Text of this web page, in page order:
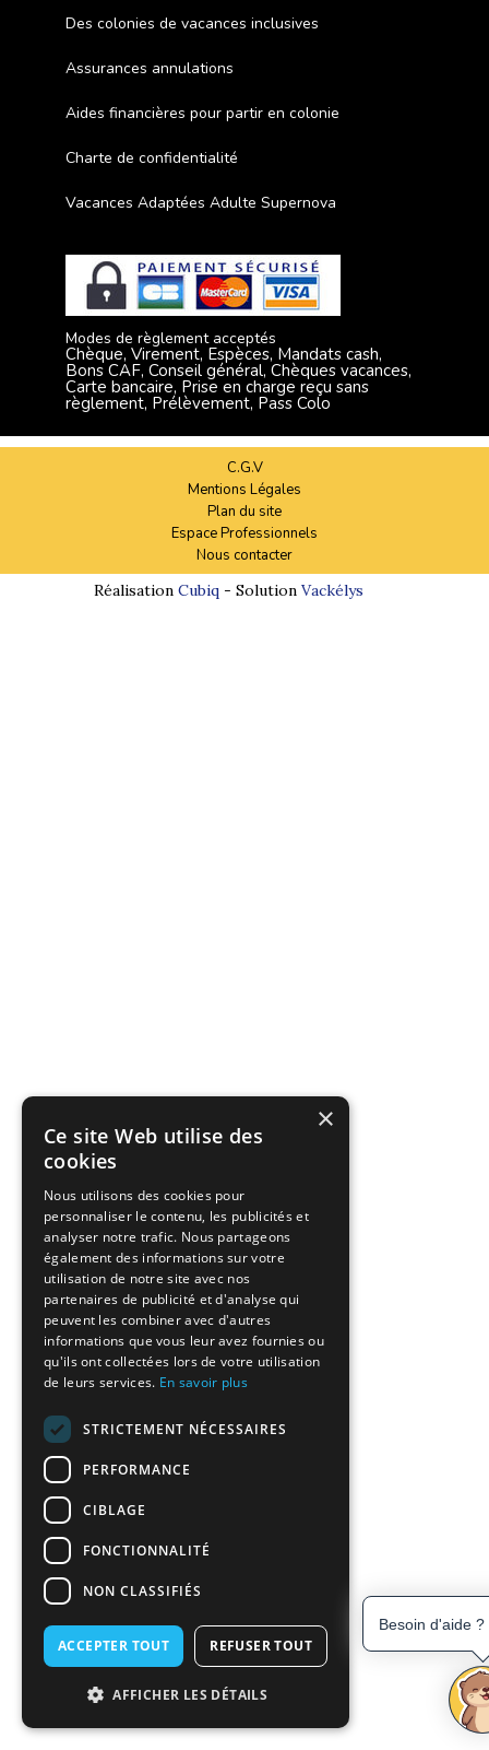
Des colonies de vacances inclusives
Assurances annulations
Aides financières pour partir en colonie
Charte de confidentialité
Vacances Adaptées Adulte Supernova
Modes de règlement acceptés
Chèque, Virement, Espèces, Mandats cash,
Bons CAF, Conseil général, Chèques vacances,
Carte bancaire, Prise en charge reçu sans
règlement, Prélèvement, Pass Colo
C.G.V
Mentions Légales
Plan du site
Espace Professionnels
Nous contacter
Réalisation Cubiq- Solution Vackélys
×
Ce site Web utilise des
cookies
Nous utilisons des cookies pour
personnaliser le contenu, les publicités et
analyser notre trafic. Nous partageons
également des informations sur votre
utilisation de notre site avec nos
partenaires de publicité et d'analyse qui
peuvent les combiner avec d'autres
informations que vous leur avez fournies ou
qu'ils ont collectées lors de votre utilisation
de leurs services. En savoir plus
STRICTEMENT NÉCESSAIRES
PERFORMANCE
CIBLAGE
FONCTIONNALITÉ
NON CLASSIFIÉS
ACCEPTER TOUT REFUSER TOUT
AFFICHER LES DÉTAILS
Besoin d'aide ?